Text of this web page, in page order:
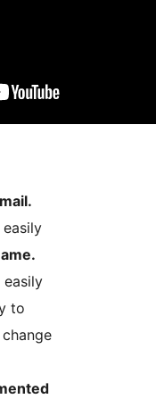
easily
to